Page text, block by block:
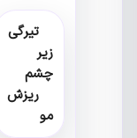
تیرگی
زیر
چشم
ریزش
مو